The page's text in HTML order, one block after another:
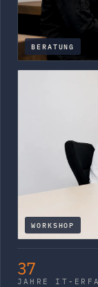
BERATUNG
WORKSHOP
37
JAHRE IT-